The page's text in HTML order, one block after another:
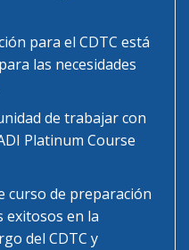
para el CDTC está
las necesidades
de trabajar con
Platinum Course
curso de preparación
exitosos en la
del CDTC y